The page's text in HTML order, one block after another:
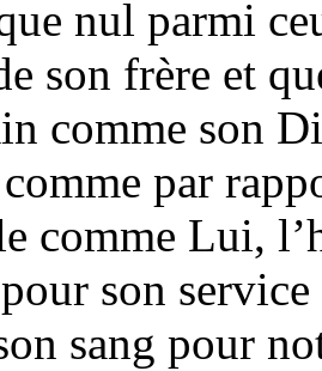
nul parmi
son frère et
comme son
par
comme Lui,
son
sang pour